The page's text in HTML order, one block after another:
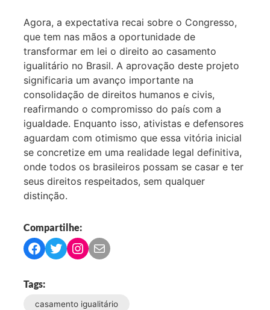
Agora, a expectativa recai sobre o Congresso,
que tem nas mãos a oportunidade de
transformar em lei o direito ao casamento
igualitário no Brasil. A aprovação deste projeto
significaria um avanço importante na
consolidação de direitos humanos e civis,
reafirmando o compromisso do país com a
igualdade. Enquanto isso, ativistas e defensores
aguardam com otimismo que essa vitória inicial
se concretize em uma realidade legal definitiva,
onde todos os brasileiros possam se casar e ter
seus direitos respeitados, sem qualquer
distinção.
Compartilhe:
C
p
a
C
a
C
a
C
a
Tags:
casamento igualitário